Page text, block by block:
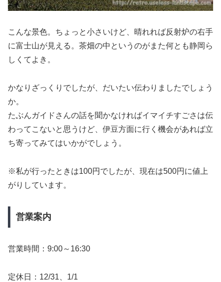
こんな景色。ちょっと小さいけど、晴れれば反射炉の右手
に富士山が見える。茶畑の中というのがまた何とも静岡ら
しくてよき。
かなりざっくりでしたが、だいたい伝わりましたでしょう
か。
たぶんガイドさんの話を聞かなければイマイチすごさは伝
わってこないと思うけど、伊豆方面に行く機会があれば立
ち寄ってみてはいかがでしょう。
※私が行ったときは100円でしたが、現在は500円に値上
がりしています。
営業案内
営業時間：9:00～16:30
定休日：12/31、1/1